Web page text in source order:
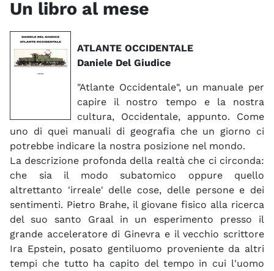
Un libro al mese
ATLANTE OCCIDENTALE
Daniele Del Giudice
"Atlante Occidentale", un manuale per
capire il nostro tempo e la nostra
cultura, Occidentale, appunto. Come
uno di quei manuali di geografia che un giorno ci
potrebbe indicare la nostra posizione nel mondo.
La descrizione profonda della realtà che ci circonda:
che sia il modo subatomico oppure quello
altrettanto 'irreale' delle cose, delle persone e dei
sentimenti. Pietro Brahe, il giovane fisico alla ricerca
del suo santo Graal in un esperimento presso il
grande acceleratore di Ginevra e il vecchio scrittore
Ira Epstein, posato gentiluomo proveniente da altri
tempi che tutto ha capito del tempo in cui l'uomo